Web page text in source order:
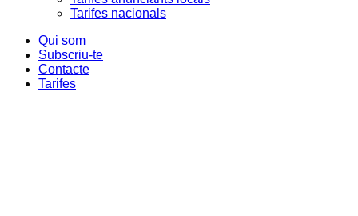
Tarifes nacionals
Qui som
Subscriu-te
Contacte
Tarifes